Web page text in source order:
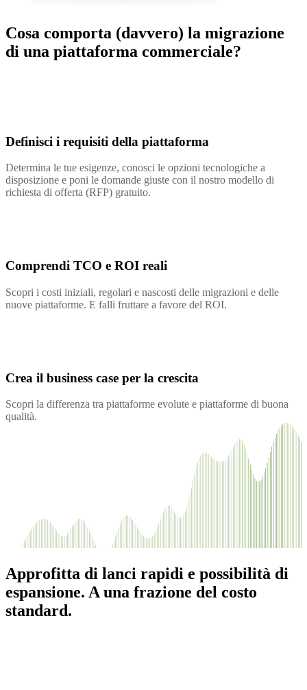
Cosa comporta (davvero) la migrazione
di una piattaforma commerciale?
Definisci i requisiti della piattaforma
Determina le tue esigenze, conosci le opzioni tecnologiche a
disposizione e poni le domande giuste con il nostro modello di
richiesta di offerta (RFP) gratuito.
Comprendi TCO e ROI reali
Scopri i costi iniziali, regolari e nascosti delle migrazioni e delle
nuove piattaforme. E falli fruttare a favore del ROI.
Crea il business case per la crescita
Scopri la differenza tra piattaforme evolute e piattaforme di buona
qualità.
Approfitta di lanci rapidi e possibilità di
espansione. A una frazione del costo
standard.